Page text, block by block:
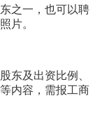
之一，也可以聘
片。
东及出资比例、
内容，需报工商